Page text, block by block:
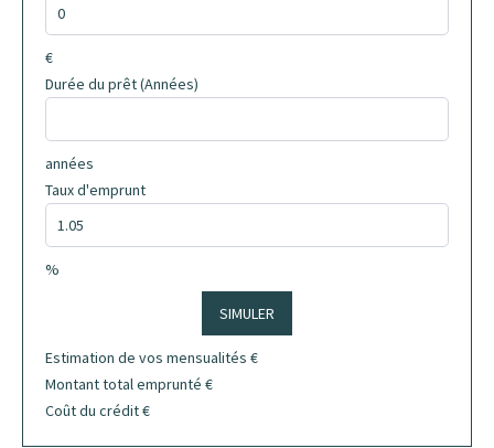
€
Durée du prêt (Années)
années
Taux d'emprunt
%
SIMULER
Estimation de vos mensualités €
Montant total emprunté €
Coût du crédit€